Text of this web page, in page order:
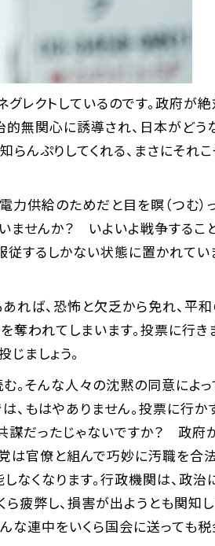
レクトしているのです。政府が
無関心に誘導され、日本がどう
んぷりしてくれる、まさにそれ
供給のためだと目を瞑（つむ）
ませんか？ いよいよ戦争するこ
するしかない状態に置かれてい
れば、恐怖と欠乏から免れ、平和
われてしまいます。投票に行き
ましょう。
。そんな人々の沈黙の同意によっ
、もはやありません。投票に行か
謀だったじゃないですか？ 政府
は官僚と組んで巧妙に汚職を合法
なくなります。行政機関は、政治
疲弊し、損害が出ようとも関知
な連中をいくら国会に送っても